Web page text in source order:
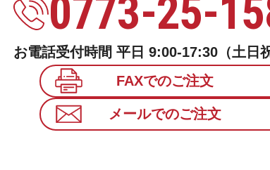
0773-25-
お電話受付時間 平日 9:00-17:30（土日
FAXでのご注文
メールでのご注文